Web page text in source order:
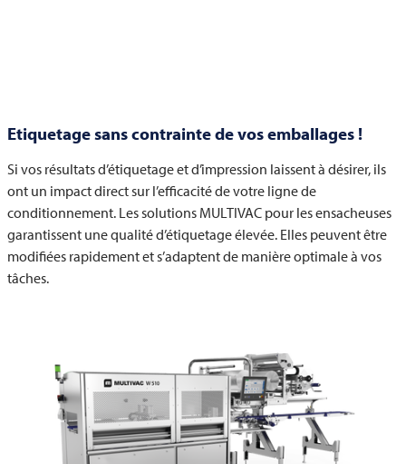
Etiquetage sans contrainte de vos emballages !
Si vos résultats d’étiquetage et d’impression laissent à désirer, ils
ont un impact direct sur l’efficacité de votre ligne de
conditionnement. Les solutions MULTIVAC pour les ensacheuses
garantissent une qualité d’étiquetage élevée. Elles peuvent être
modifiées rapidement et s’adaptent de manière optimale à vos
tâches.